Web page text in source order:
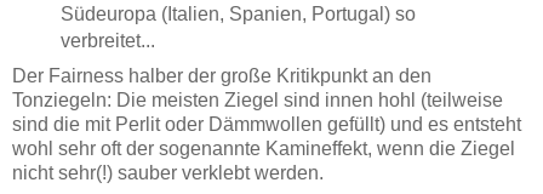
Südeuropa (Italien, Spanien, Portugal) so
verbreitet...
Der Fairness halber der große Kritikpunkt an den
Tonziegeln: Die meisten Ziegel sind innen hohl (teilweise
sind die mit Perlit oder Dämmwollen gefüllt) und es entsteht
wohl sehr oft der sogenannte Kamineffekt, wenn die Ziegel
nicht sehr(!) sauber verklebt werden.